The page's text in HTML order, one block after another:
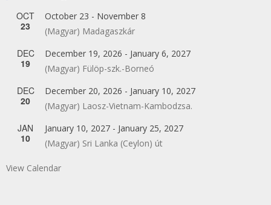
OCT
23
October 23 - November 8
(Magyar) Madagaszkár
DEC
19
December 19, 2026 - January 6, 2027
(Magyar) Fülöp-szk.-Borneó
DEC
20
December 20, 2026 - January 10, 2027
(Magyar) Laosz-Vietnam-Kambodzsa.
JAN
10
January 10, 2027 - January 25, 2027
(Magyar) Sri Lanka (Ceylon) út
View Calendar